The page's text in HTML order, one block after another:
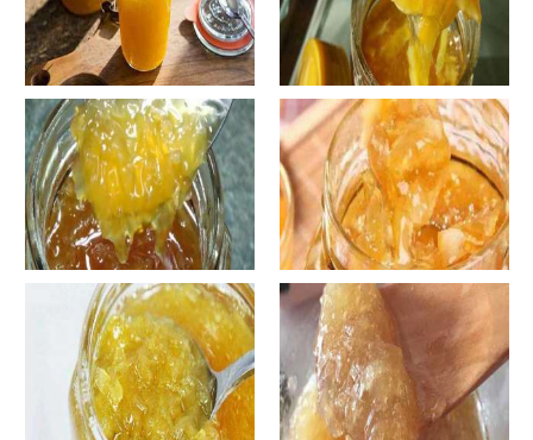
自制蜂蜜柚子茶-蜂蜜柚子茶有
哪些正确的做法？
自制蜂蜜柚子茶-蜂蜜柚子茶如
何正确饮用？
罐装蜂蜜柚子茶胖吗-蜂蜜柚子
茶喝了会发胖吗？
在家怎样做蜂蜜柚子茶-喝蜂蜜
柚子茶有哪些禁忌？